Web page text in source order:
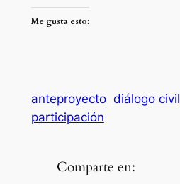
Me gusta esto:
anteproyecto diálogo civil
participación
Comparte en: